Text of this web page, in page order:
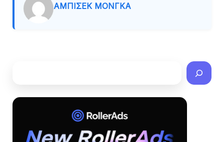
ΑΜΠΙΣΈΚ ΜΌΝΓΚΑ